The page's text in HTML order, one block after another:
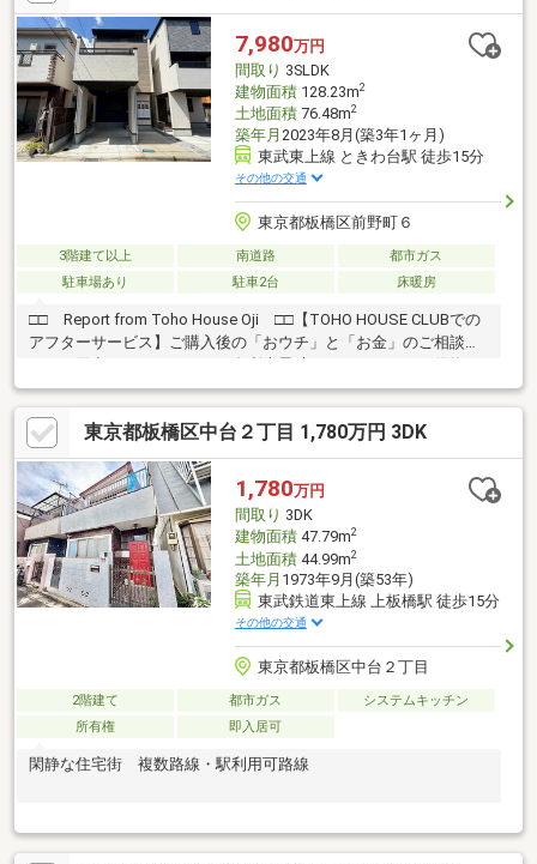
い。お問い合わせ専用フリーダイヤル ：０１２０－５１０ー００
３
7,980万円
間取り 3SLDK
建物面積128.23m2
土地面積76.48m2
築年月 2023年8月(築3年1ヶ月)
東武東上線 ときわ台駅 徒歩15分
その他の交通
東京都板橋区前野町６
3階建て以上 南道路
都市ガス
駐車場あり
駐車2台 床暖房
□□ Report from Toho House Oji □□【TOHO HOUSE CLUBでの
アフターサービス】ご購入後の「おウチ」と「お金」のご相談窓
口をご用意しております！・金利上昇時のリスクヘッジ、借換え
相談、繰上返済のタイミング、各種保険の見直し・・・etc・おウ
チの設備保証や定期点検、駆け付けサービス・・・etc購入前のタ
イミングは勿論、購入後のご不安につきましてもご相談可能で
す！まずはお気軽に現地をご覧下さいませ。物件の詳細につい
て、ご見学希望のお客様は下記番号までお気軽にご連絡下さい。
お問い合わせ専用フリーダイヤル ： ０１２０－８９－１０４０
東京都板橋区中台２丁目 1,780万円 3DK
1,780万円
間取り 3DK
建物面積47.79m2
土地面積44.99m2
築年月 1973年9月(築53年)
東武鉄道東上線 上板橋駅 徒歩15分
その他の交通
東京都板橋区中台２丁目
2階建て 都市ガス
システムキッチン
所有権
即入居可
閑静な住宅街 複数路線・駅利用可路線